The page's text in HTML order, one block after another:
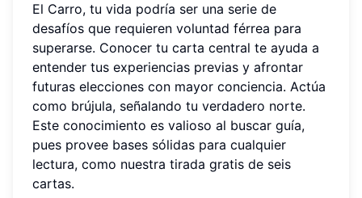
El Carro, tu vida podría ser una serie de
desafíos que requieren voluntad férrea para
superarse. Conocer tu carta central te ayuda a
entender tus experiencias previas y afrontar
futuras elecciones con mayor conciencia. Actúa
como brújula, señalando tu verdadero norte.
Este conocimiento es valioso al buscar guía,
pues provee bases sólidas para cualquier
lectura, como nuestra tirada gratis de seis
cartas.